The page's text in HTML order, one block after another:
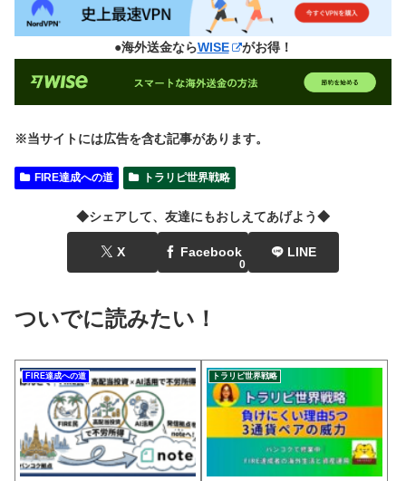
●海外送金ならWISE がお得！
※当サイトには広告を含む記事があります。
FIRE達成への道 トラリピ世界戦略
◆シェアして、友達にもおしえてあげよう◆
X Facebook
0
LINE
ついでに読みたい！
FIRE達成への道 トラリピ世界戦略